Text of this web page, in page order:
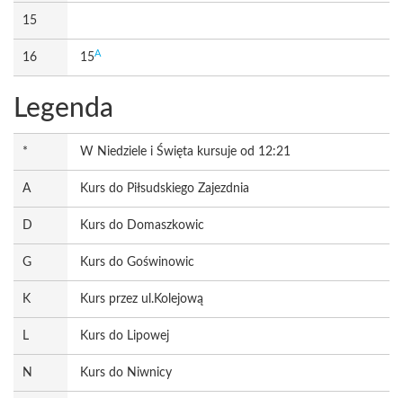
15
16 15A
Legenda
* W Niedziele i Święta kursuje od 12:21
A Kurs do Piłsudskiego Zajezdnia
D Kurs do Domaszkowic
G Kurs do Goświnowic
K Kurs przez ul.Kolejową
L Kurs do Lipowej
N Kurs do Niwnicy